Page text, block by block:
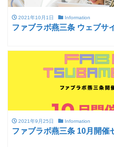
2021年10月1日 Information
ファブラボ燕三条 ウェブサ
2021年9月25日 Information
ファブラボ燕三条 10月開催